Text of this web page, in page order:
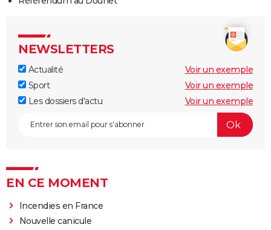
NEWSLETTERS
Actualité
Voir un exemple
Sport
Voir un exemple
Les dossiers d'actu
Voir un exemple
EN CE MOMENT
Incendies en France
Nouvelle canicule